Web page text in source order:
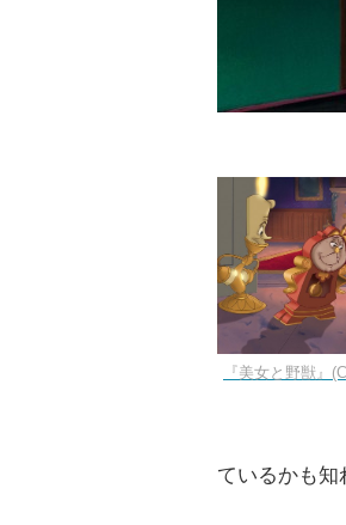
『美女と野獣』
ているかも知